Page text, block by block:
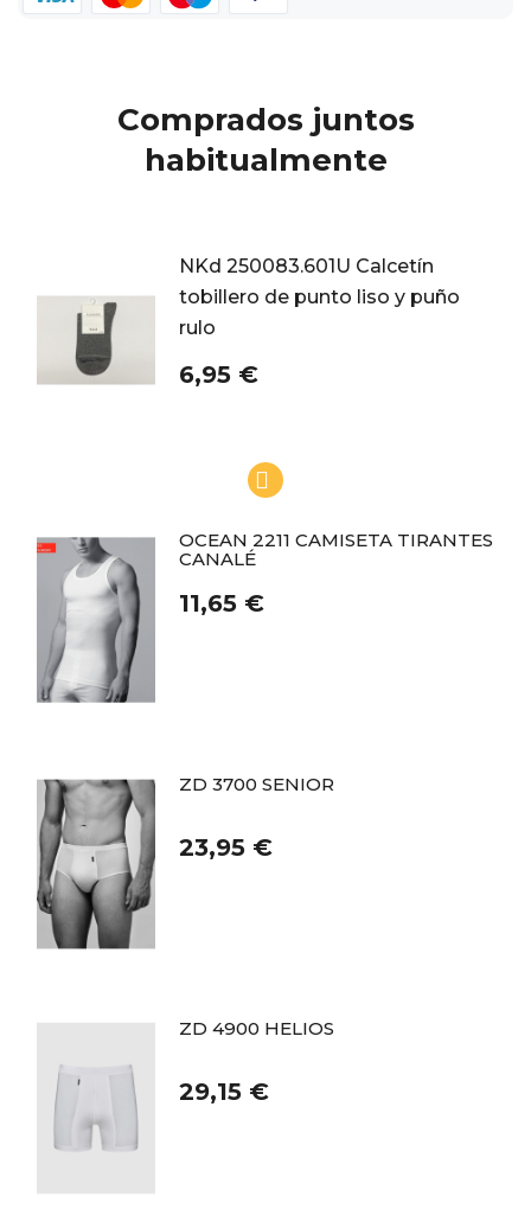
Comprados juntos
habitualmente
NKd 250083.601U Calcetín
tobillero de punto liso y puño
rulo
6,95 €
OCEAN 2211 CAMISETA TIRANTES
CANALÉ
11,65 €
ZD 3700 SENIOR
23,95 €
ZD 4900 HELIOS
29,15 €